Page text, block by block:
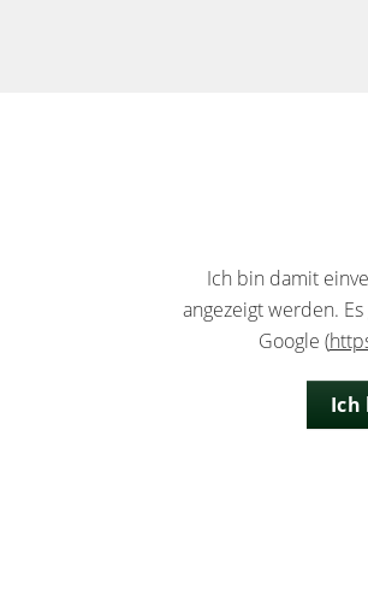
Ich bin damit
angezeigt werden.
Google (
Ich